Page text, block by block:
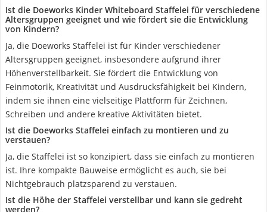
Ist die Doeworks Kinder Whiteboard Staffelei für verschiedene
Altersgruppen geeignet und wie fördert sie die Entwicklung
von Kindern?
Ja, die Doeworks Staffelei ist für Kinder verschiedener
Altersgruppen geeignet, insbesondere aufgrund ihrer
Höhenverstellbarkeit. Sie fördert die Entwicklung von
Feinmotorik, Kreativität und Ausdrucksfähigkeit bei Kindern,
indem sie ihnen eine vielseitige Plattform für Zeichnen,
Schreiben und andere kreative Aktivitäten bietet.
Ist die Doeworks Staffelei einfach zu montieren und zu
verstauen?
Ja, die Staffelei ist so konzipiert, dass sie einfach zu montieren
ist. Ihre kompakte Bauweise ermöglicht es auch, sie bei
Nichtgebrauch platzsparend zu verstauen.
Ist die Höhe der Staffelei verstellbar und kann sie gedreht
werden?